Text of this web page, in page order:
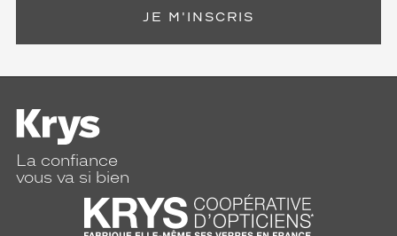
JE M'INSCRIS
La confiance
vous va si bien